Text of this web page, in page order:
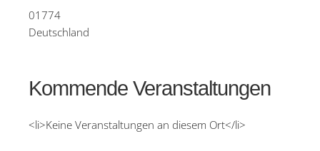
01774
Deutschland
Kommende Veranstaltungen
<li>Keine Veranstaltungen an diesem Ort</li>